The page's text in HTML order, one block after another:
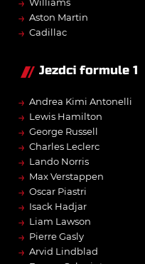
→ Aston Martin
→ Cadillac
Jezdci formule 1
→ Andrea Kimi Antonelli
→ Lewis Hamilton
→ George Russell
→ Charles Leclerc
→ Lando Norris
→ Max Verstappen
→ Oscar Piastri
→ Isack Hadjar
→ Liam Lawson
→ Pierre Gasly
→ Arvid Lindblad